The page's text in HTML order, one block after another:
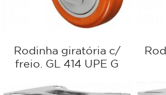
Rodinha giratória c/
freio. GL 414 UPE G